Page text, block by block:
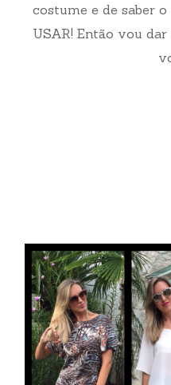
costume e de saber
USAR! Então vou